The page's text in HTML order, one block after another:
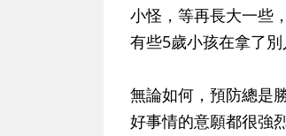
小怪，等再長大一些
有些5歲小孩在拿了
無論如何，預防總是
好事情的意願都很強